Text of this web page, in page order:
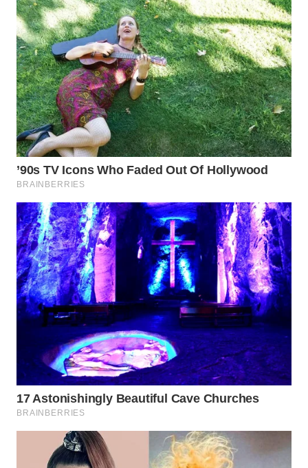
MADURA
WN
SURABAYA
WN
NATUNA
WN
BINTAN
MANDALIKA
WN
LIKUPANG
WN
LABUANBAJO
WN
BORNEO
Wahana
Media
WAHANA